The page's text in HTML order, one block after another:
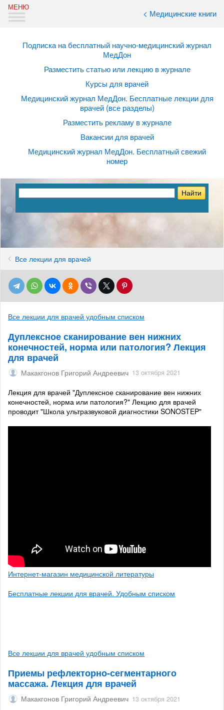
< Медицинские книги
Подписка на бесплатный научно-медицинский журнал
МедДон
Разместить статью или лекцию в журнале
Курсы для врачей
Медицинский журнал МедДон. Бесплатные лекции для
врачей (все разделы)
Разместить рекламу в журнале
Вакансии для врачей
Медицинский журнал МедДон. Бесплатный свежий
номер
Все лекции для врачей
Все лекции для врачей удобным списком
Дуплексное сканирование вен нижних
конечностей, норма или патология? Лекция
для врачей
Макакгонов Григорий Андреевич 13 октября 2021
Лекция для врачей "Дуплексное сканирование вен нижних
конечностей, норма или патология?" Лекцию для врачей
проводит "Школа ультразвуковой диагностики SONOSTEP"
Интернет-магазин медицинской литературы
Бесплатные лекции для врачей. Удобным списком
Все лекции для врачей удобным списком
Приемы рефлекторно-сегментарного
массажа. Лекция для врачей
Макакгонов Григорий Андреевич 13 октября 2021